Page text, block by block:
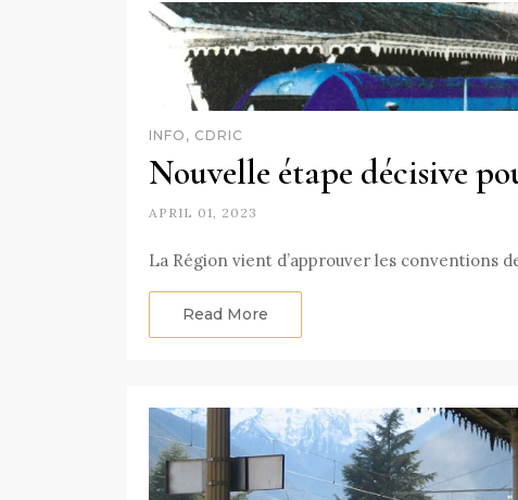
INFO, CDRIC
Nouvelle étape décisive
APRIL 01, 2023
La Région vient d’approuver les conventions
Read More